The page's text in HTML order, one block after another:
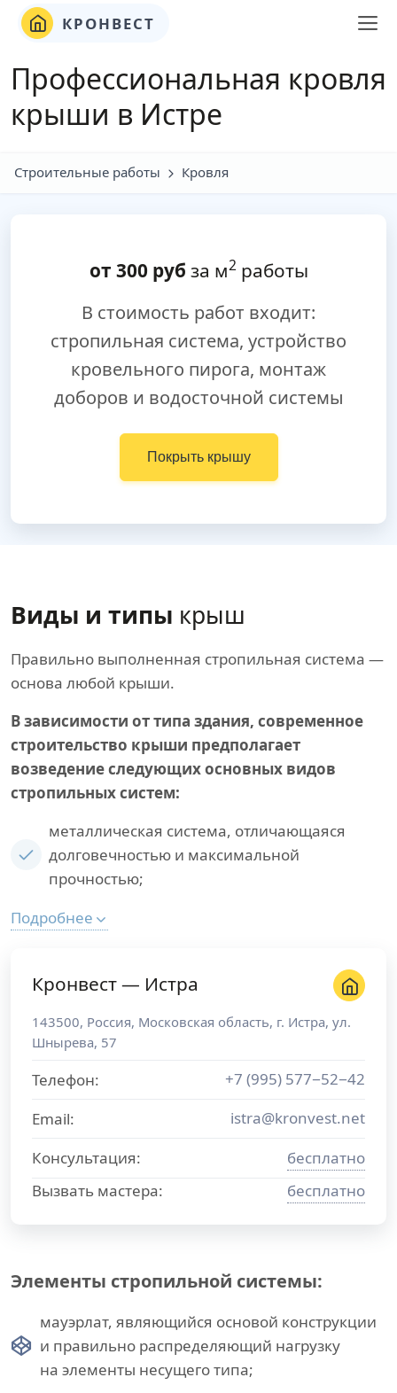
КРОНВЕСТ
Профессиональная кровля
крыши в Истре
Строительные работы Кровля
от 300руб за м2работы
В стоимость работ входит:
стропильная система, устройство
кровельного пирога, монтаж
доборов и водосточной системы
Покрыть крышу
Виды и типы крыш
Правильно выполненная стропильная система —
основа любой крыши.
В зависимости от типа здания, современное
строительство крыши предполагает
возведение следующих основных видов
стропильных систем:
металлическая система, отличающаяся
долговечностью и максимальной
прочностью;
Подробнее
Кронвест — Истра
143500, Россия, Московская область, г. Истра, ул.
Шнырева, 57
Телефон:
+7 (995) 577−52−42
Email:
istra@kronvest.net
Консультация:
бесплатно
Вызвать мастера:
бесплатно
Элементы стропильной системы:
мауэрлат, являющийся основой конструкции
и правильно распределяющий нагрузку
на элементы несущего типа;